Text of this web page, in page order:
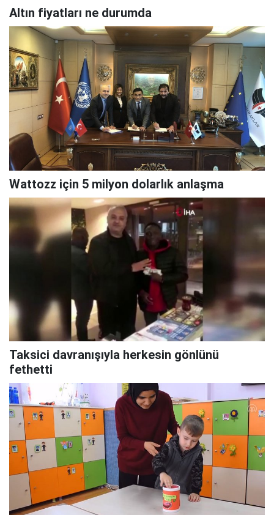
Altın fiyatları ne durumda
Wattozz için 5 milyon dolarlık anlaşma
Taksici davranışıyla herkesin gönlünü
fethetti